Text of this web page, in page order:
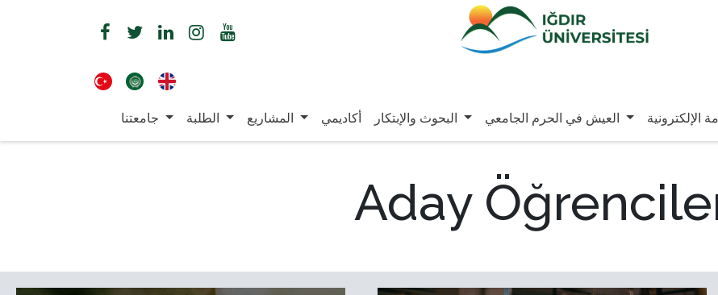
جامعتنا الطلبة المشاريع أكاديمي البحوث والإبتكار العيش في الحرم الجامعي الإلكترونية
Aday